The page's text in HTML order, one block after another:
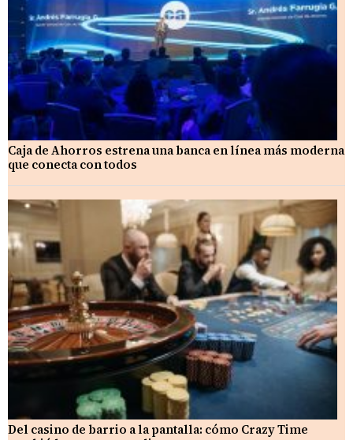
Caja de Ahorros estrena una banca en línea más moderna
que conecta con todos
Del casino de barrio a la pantalla: cómo Crazy Time